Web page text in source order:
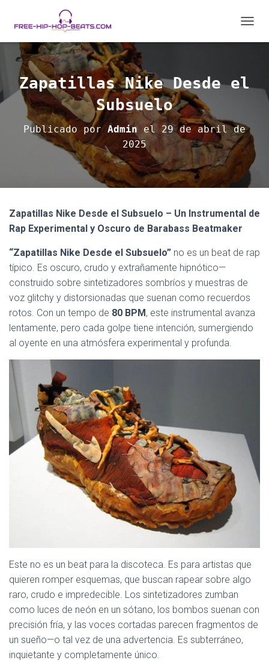
A
A
D
O
E
A
E
N
Zapatillas Nike Desde el
Subsuelo
Publicado por Admin el29 de abril de
2025
Zapatillas Nike Desde el Subsuelo – Un Instrumental de
Rap Experimental y Oscuro de Barabass Beatmaker
“Zapatillas Nike Desde el Subsuelo” no es un beat de rap
típico. Es oscuro, crudo y extrañamente hipnótico—
construido sobre sintetizadores sombríos y muestras de
voz glitchy y distorsionadas que suenan como recuerdos
rotos. Con un tempo de 80 BPM, este instrumental avanza
lentamente, pero cada golpe tiene intención, sumergiendo
al oyente en una atmósfera experimental y profunda.
Este no es un beat para la discoteca. Es para artistas que
quieren romper esquemas, que buscan rapear sobre algo
raro, crudo e impredecible. Los sintetizadores zumban
como luces de neón en un sótano, los bombos suenan con
precisión fría, y las voces cortadas parecen fragmentos de
un sueño—o tal vez de una advertencia. Es subterráneo,
inquietante y completamente único.